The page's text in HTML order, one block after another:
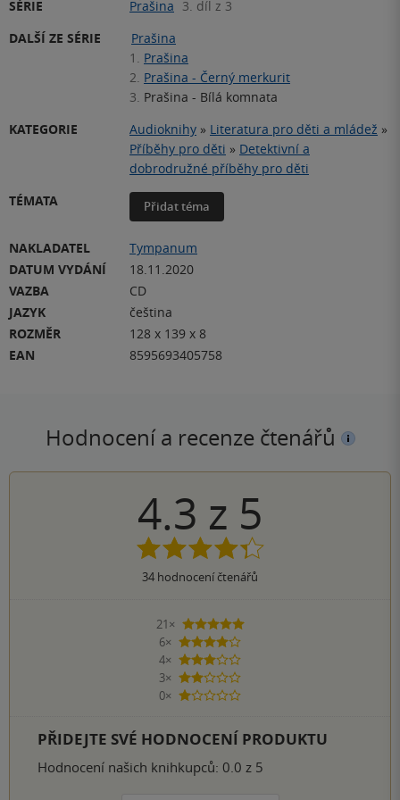
SÉRIE Prašina 3. díl z 3
DALŠÍ ZE SÉRIE
Prašina
1. Prašina
2. Prašina - Černý merkurit
3. Prašina - Bílá komnata
KATEGORIE
Audioknihy » Literatura pro děti a mládež »
Příběhy pro děti » Detektivní a
dobrodružné příběhy pro děti
TÉMATA
Přidat téma
NAKLADATEL
Tympanum
DATUM VYDÁNÍ
18.11.2020
VAZBA
CD
JAZYK
čeština
ROZMĚR
128 x 139 x 8
EAN
8595693405758
Hodnocení a recenze čtenářů
4.3 z 5
34 hodnocení čtenářů
21×
5 hvězdiček
6×
4 hvězdičky
4×
3 hvězdičky
3×
2 hvězdičky
0×
1 hvezdička
PŘIDEJTE SVÉ HODNOCENÍ PRODUKTU
Hodnocení našich knihkupců: 0.0 z 5